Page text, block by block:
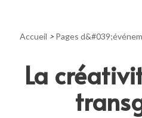
Accueil > Pages
La